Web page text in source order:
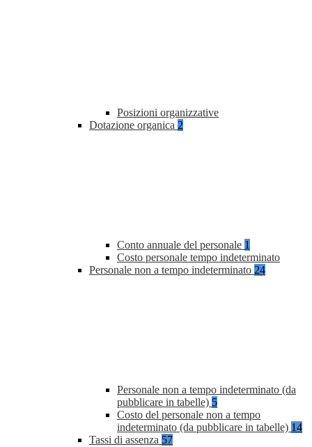
Posizioni organizzative
Dotazione organica 2
Conto annuale del personale 1
Costo personale tempo indeterminato
Personale non a tempo indeterminato 24
Personale non a tempo indeterminato (da
pubblicare in tabelle) 5
Costo del personale non a tempo
indeterminato (da pubblicare in tabelle) 14
Tassi di assenza 57